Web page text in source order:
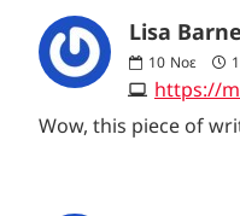
Lisa
10 Νοε
https://
Wow, this piece of